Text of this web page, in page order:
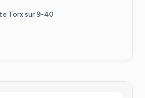
Torx sur 9-40